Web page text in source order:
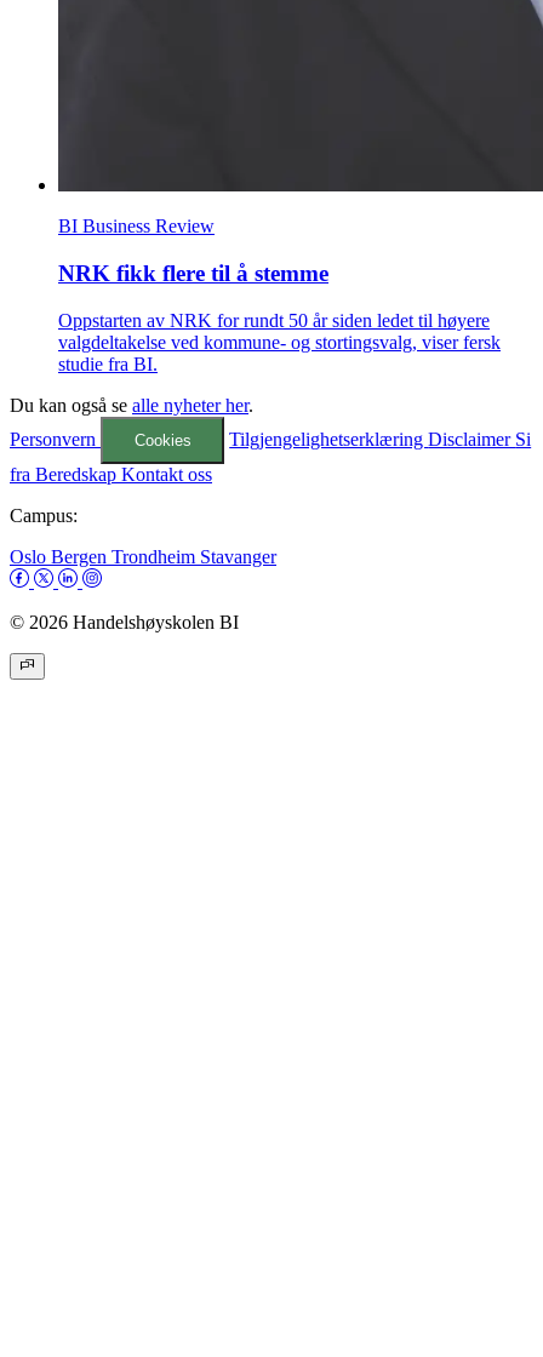
BI Business Review
NRK fikk flere til å stemme
Oppstarten av NRK for rundt 50 år siden ledet til høyere
valgdeltakelse ved kommune- og stortingsvalg, viser fersk
studie fra BI.
Du kan også se alle nyheter her.
Personvern
Cookies TilgjengelighetserklæringDisclaimer Si
fra Beredskap Kontakt oss
Campus:
Oslo Bergen Trondheim Stavanger
© 2026 Handelshøyskolen BI